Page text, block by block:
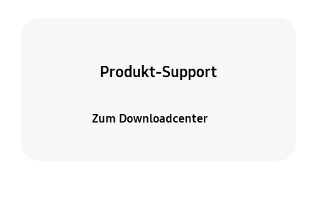
Produkt-Support
Zum Downloadcenter